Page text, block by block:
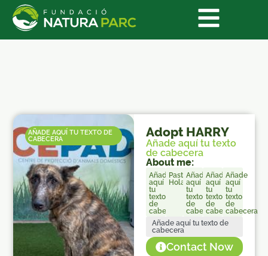
AÑADE AQUÍ TU TEXTO DE
CABECERA
Adopt HARRY
Añade aquí tu texto
de cabecera
About me:
Añade
aquí
tu
texto
de
cabecera
Pastor
Holandés/Mestizo
Añade
aquí
tu
texto
de
cabecera
Añade
aquí
tu
texto
de
cabecera
Añade
aquí
tu
texto
de
cabecera
Añade aquí tu texto de
cabecera
Contact Now